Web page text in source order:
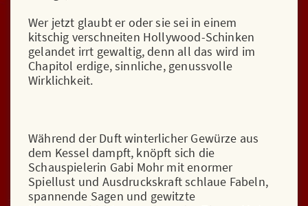
Wer jetzt glaubt er oder sie sei in einem
kitschig verschneiten Hollywood-Schinken
gelandet irrt gewaltig, denn all das wird im
Chapitol erdige, sinnliche, genussvolle
Wirklichkeit.
Während der Duft winterlicher Gewürze aus
dem Kessel dampft, knöpft sich die
Schauspielerin Gabi Mohr mit enormer
Spiellust und Ausdruckskraft schlaue Fabeln,
spannende Sagen und gewitzte